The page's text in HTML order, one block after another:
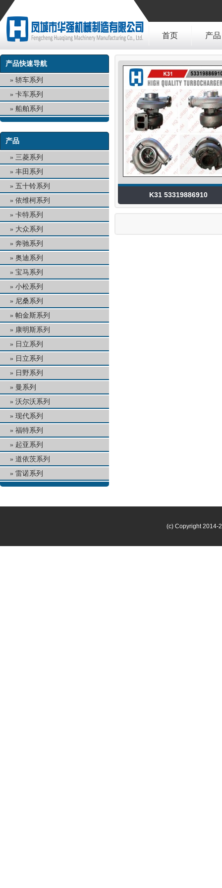
首页 产品
产品快速导航
轿车系列
卡车系列
船舶系列
产品
三菱系列
丰田系列
五十铃系列
依维柯系列
卡特系列
大众系列
奔驰系列
奥迪系列
宝马系列
小松系列
尼桑系列
帕金斯系列
康明斯系列
日立系列
日立系列
日野系列
曼系列
沃尔沃系列
现代系列
福特系列
起亚系列
道依茨系列
雷诺系列
K31 53319886910
(c) Copyright 2014-